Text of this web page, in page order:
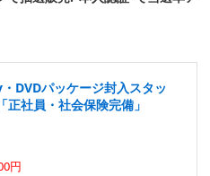
DVDパッケージ封入スタッ
社員・社会保険完備」
円